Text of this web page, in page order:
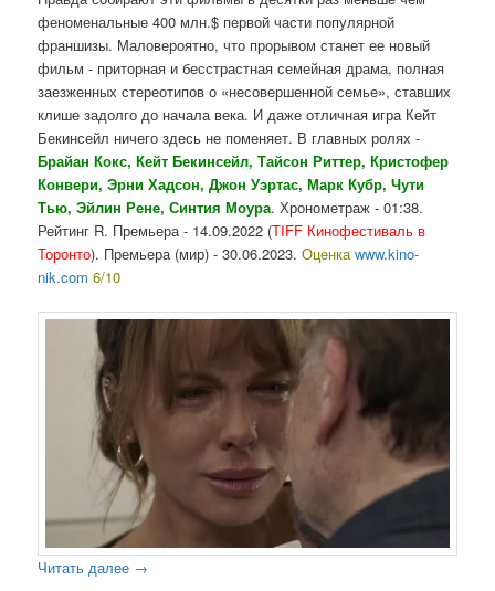
феноменальные 400 млн.$ первой части популярной
франшизы. Маловероятно, что прорывом станет ее новый
фильм - приторная и бесстрастная семейная драма, полная
заезженных стереотипов о «несовершенной семье», ставших
клише задолго до начала века. И даже отличная игра Кейт
Бекинсейл ничего здесь не поменяет. В главных ролях -
Брайан Кокс, Кейт Бекинсейл, Тайсон Риттер, Кристофер
Конвери, Эрни Хадсон, Джон Уэртас, Марк Кубр, Чути
Тью, Эйлин Рене, Синтия Моура. Хронометраж - 01:38.
Рейтинг R. Премьера - 14.09.2022 (TIFF Кинофестиваль в
Торонто). Премьера (мир) - 30.06.2023.Оценкаwww.kino-
nik.com 6/10
Читать далее →